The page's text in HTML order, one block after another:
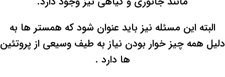
البته این مسئله نیز باید عنوان شود که همستر ها به
دلیل همه چیز خوار بودن نیاز به طیف وسیعی از پروتئین
ها دارد .